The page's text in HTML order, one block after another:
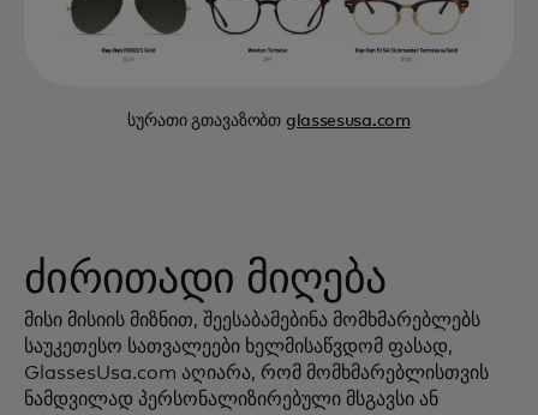
სურათი გთავაზობთglassesusa.com
ძირითადი მიღება
მისი მისიის მიზნით, შეესაბამებინა მომხმარებლებს
საუკეთესო სათვალეები ხელმისაწვდომ ფასად,
GlassesUsa.com აღიარა, რომ მომხმარებლისთვის
ნამდვილად პერსონალიზირებული მსგავსი ან